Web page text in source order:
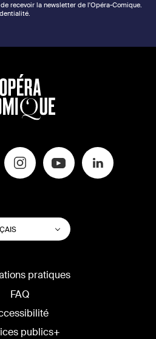
recevoir la newsletter de l'Opéra-Comique.
Lister les actions
pratiques
FAQ
publics+